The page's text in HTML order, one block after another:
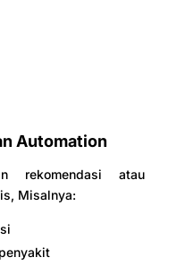
Automation
rekomendasi atau
Misalnya: